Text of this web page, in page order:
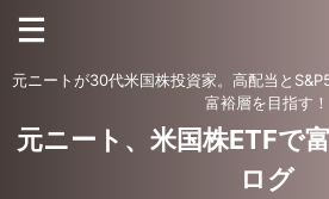
元ニートが30代米国株投資家。高配当と
富裕層を目指す！
元ニート、米国株ETFで
ログ